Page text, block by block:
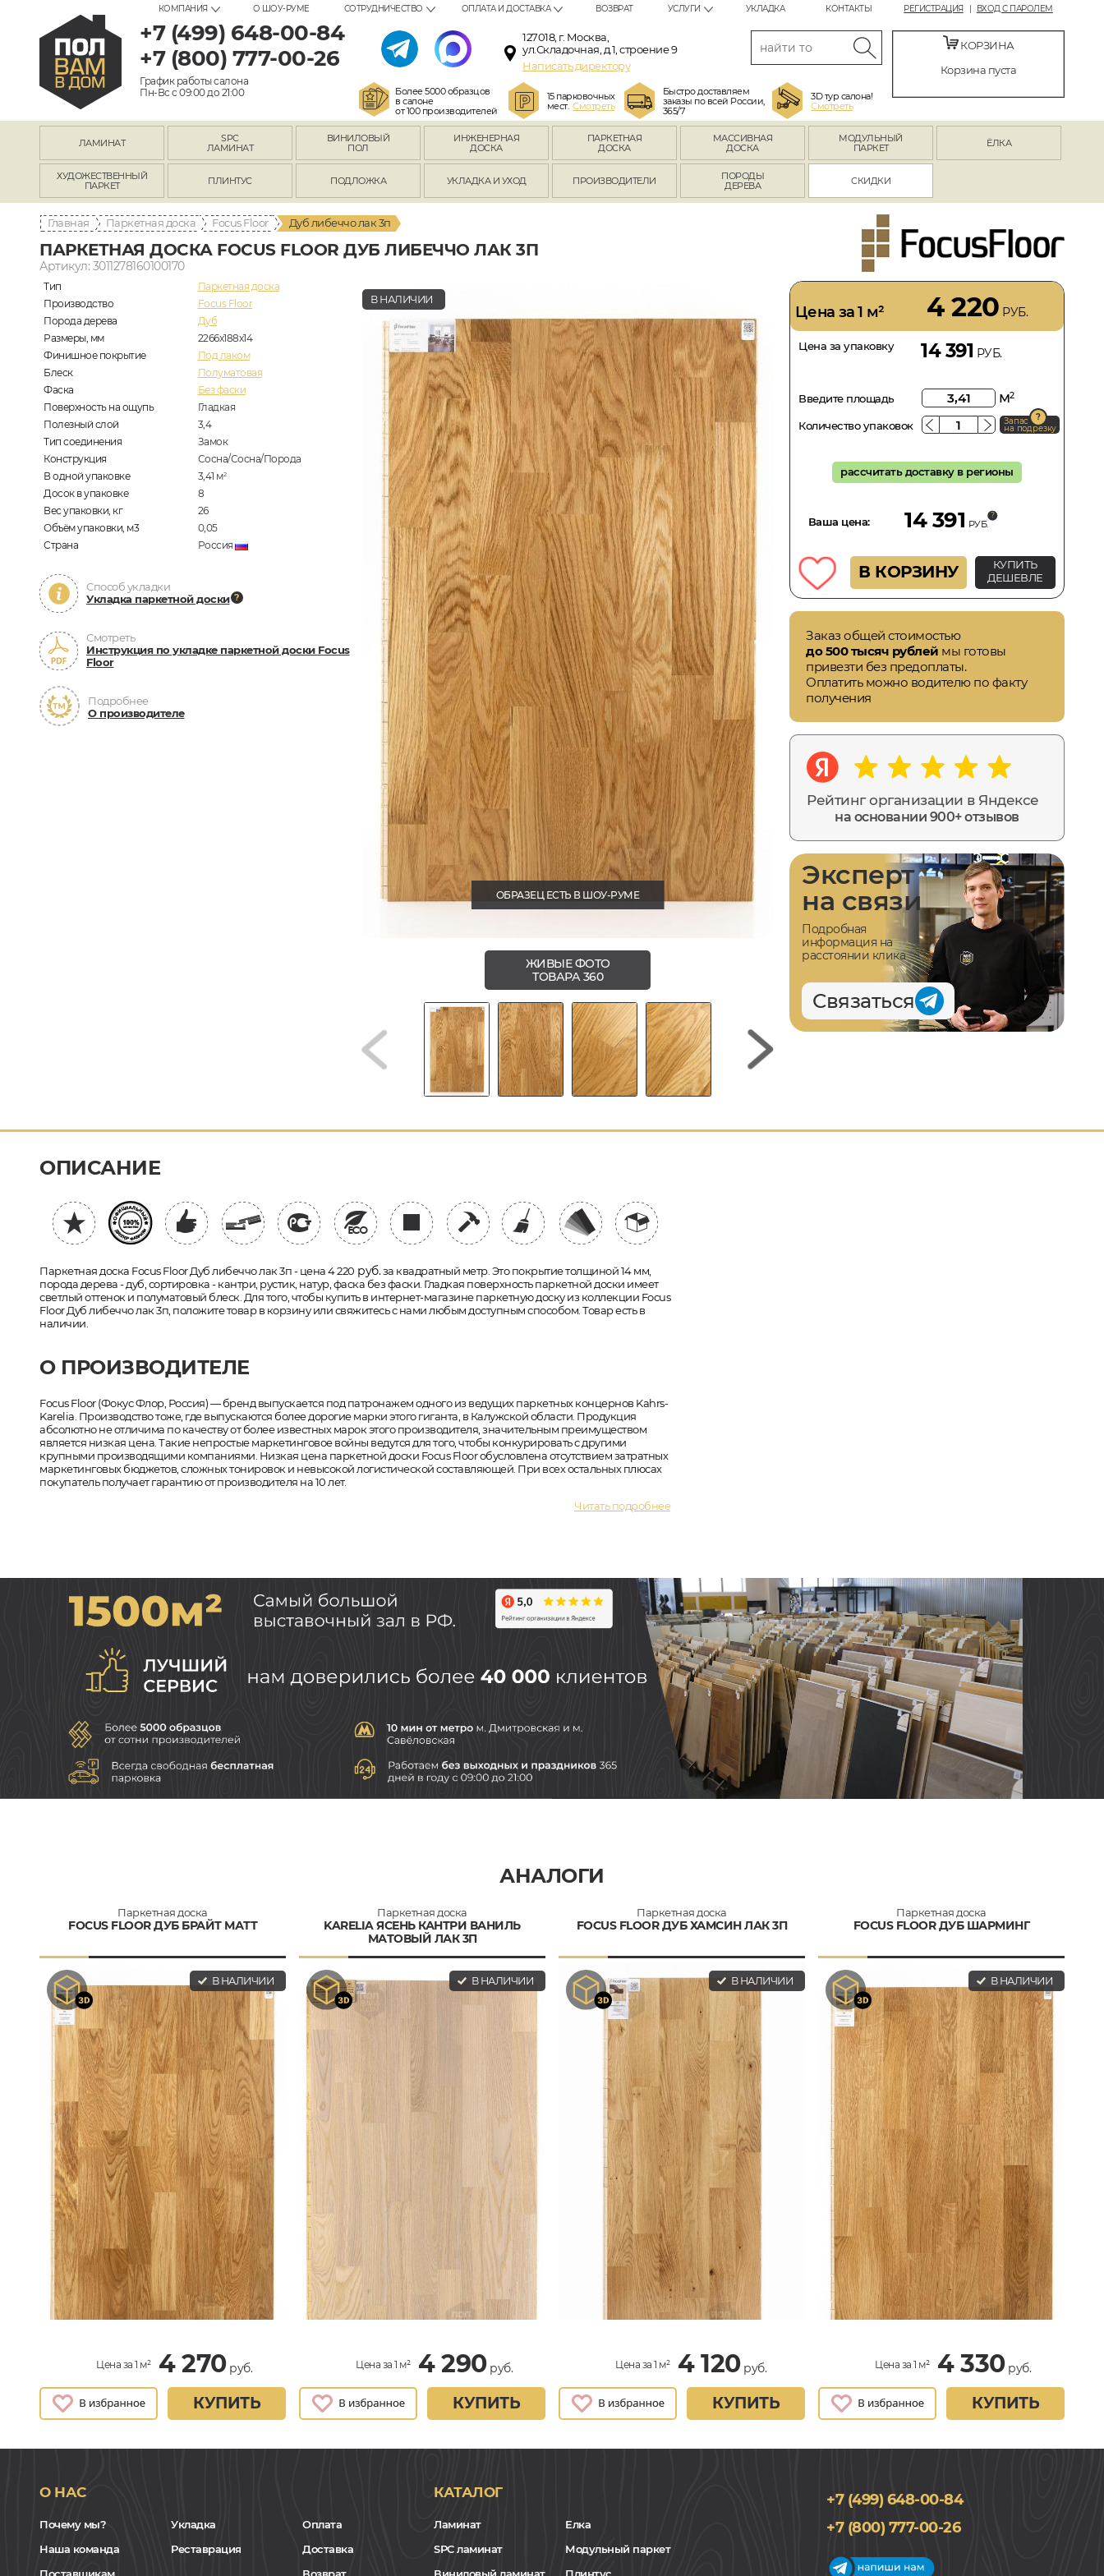
РЕГИСТРАЦИЯ ВХОД С ПАРОЛЕМ
КОМПАНИЯ О ШОУ-РУМЕ СОТРУДНИЧЕСТВО ОПЛАТА И ДОСТАВКА ВОЗВРАТ УСЛУГИ УКЛАДКА КОНТАКТЫ
+7 (499) 648-00-84
+7 (800) 777-00-26
График работы салона
Пн-Вс с 09:00 до 21:00
127018, г. Москва,
ул.Складочная, д.1, строение 9
Написать директору
Более 5000 образцов
в салоне
от 100 производителей
15 парковочных
мест.Смотреть
Быстро доставляем
заказы по всей России,
365/7
3D тур салона!
Смотреть
КОРЗИНА
Корзина пуста
ЛАМИНАТ
SPC
ЛАМИНАТ
ВИНИЛОВЫЙ
ПОЛ
ИНЖЕНЕРНАЯ
ДОСКА
ПАРКЕТНАЯ
ДОСКА
МАССИВНАЯ
ДОСКА
МОДУЛЬНЫЙ
ПАРКЕТ
ЁЛКА
ХУДОЖЕСТВЕННЫЙ
ПАРКЕТ
ПЛИНТУС ПОДЛОЖКА УКЛАДКА И УХОД ПРОИЗВОДИТЕЛИ
ПОРОДЫ
ДЕРЕВА
СКИДКИ
Главная Паркетная доска Focus Floor Дуб либеччо лак 3п
ПАРКЕТНАЯ ДОСКА FOCUS FLOOR ДУБ ЛИБЕЧЧО ЛАК 3П
Артикул: 3011278160100170
Тип
Паркетная доска
Производство
Focus Floor
Порода дерева
Дуб
Размеры, мм
2266x188x14
Финишное покрытие
Под лаком
Блеск
Полуматовая
Фаска
Без фаски
Поверхность на ощупь
Гладкая
Полезный слой
3,4
Тип соединения
Замок
Конструкция
Сосна/Сосна/Порода
В одной упаковке
3,41 м2
Досок в упаковке
8
Вес упаковки, кг
26
Объём упаковки, м3
0,05
Страна
Россия
Способ укладки
Укладка паркетной доски
Смотреть
Инструкция по укладке паркетной доски Focus
Floor
Подробнее
О производителе
В НАЛИЧИИ
ОБРАЗЕЦ ЕСТЬ В ШОУ-РУМЕ
ЖИВЫЕ ФОТО
ТОВАРА 360
Цена за 1 м² 4 220 РУБ.
Цена за упаковку 14 391 РУБ.
Введите площадь м2
Количество упаковок Запас
на подрезку
рассчитать доставку в регионы
Ваша цена: 14 391 РУБ.
В КОРЗИНУ
КУПИТЬ
ДЕШЕВЛЕ
Заказ общей стоимостью
до 500 тысяч рублей мы готовы
привезти без предоплаты.
Оплатить можно водителю по факту
получения
Рейтинг организации в Яндексе
на основании 900+ отзывов
Эксперт
на связи
Подробная
информация на
расстоянии клика
Связаться
ОПИСАНИЕ
Паркетная доска Focus Floor Дуб либеччо лак 3п - цена 4 220 руб.за квадратный метр. Это покрытие толщиной 14 мм,
порода дерева - дуб, сортировка - кантри, рустик, натур, фаска без фаски. Гладкая поверхность паркетной доски имеет
светлый оттенок и полуматовый блеск. Для того, чтобы купить в интернет-магазине паркетную доску из коллекции Focus
Floor Дуб либеччо лак 3п, положите товар в корзину или свяжитесь с нами любым доступным способом. Товар есть в
наличии.
О ПРОИЗВОДИТЕЛЕ
Focus Floor (Фокус Флор, Россия) — бренд выпускается под патронажем одного из ведущих паркетных концернов Kahrs-
Karelia. Производство тоже, где выпускаются более дорогие марки этого гиганта, в Калужской области. Продукция
абсолютно не отличима по качеству от более известных марок этого производителя, значительным преимуществом
является низкая цена. Такие непростые маркетинговое войны ведутся для того, чтобы конкурировать с другими
крупными производящими компаниями. Низкая цена паркетной доски Focus Floor обусловлена отсутствием затратных
маркетинговых бюджетов, сложных тонировок и невысокой логистической составляющей. При всех остальных плюсах
покупатель получает гарантию от производителя на 10 лет.
Читать подробнее
АНАЛОГИ
Паркетная доска
FOCUS FLOOR ДУБ БРАЙТ МАТТ
В НАЛИЧИИ
Цена за 1 м² 4 270руб.
КУПИТЬ
Паркетная доска
KARELIA ЯСЕНЬ КАНТРИ ВАНИЛЬ
МАТОВЫЙ ЛАК 3П
В НАЛИЧИИ
Цена за 1 м² 4 290руб.
КУПИТЬ
Паркетная доска
FOCUS FLOOR ДУБ ХАМСИН ЛАК 3П
В НАЛИЧИИ
Цена за 1 м² 4 120руб.
КУПИТЬ
Паркетная доска
FOCUS FLOOR ДУБ ШАРМИНГ
В НАЛИЧИИ
Цена за 1 м² 4 330руб.
КУПИТЬ
О НАС
Почему мы?
Наша команда
Укладка
Реставрация
Оплата
Доставка
КАТАЛОГ
Ламинат
SPC ламинат
Елка
Модульный паркет
+7 (499) 648-00-84
+7 (800) 777-00-26